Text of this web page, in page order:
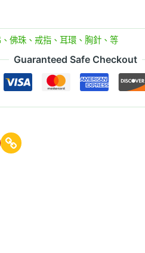
佛珠、戒指、耳環、胸針、等
Guaranteed Safe Checkout